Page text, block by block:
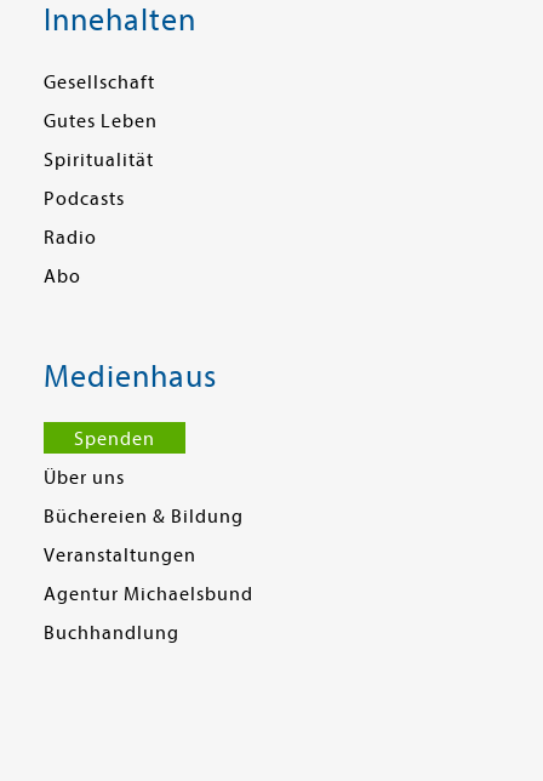
Innehalten
Gesellschaft
Gutes Leben
Spiritualität
Podcasts
Radio
Abo
Medienhaus
Spenden
Über uns
Büchereien & Bildung
Veranstaltungen
Agentur Michaelsbund
Buchhandlung